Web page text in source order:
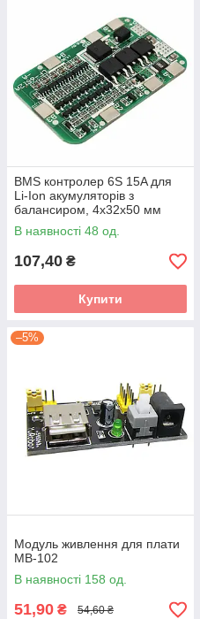
BMS контролер 6S 15A для
Li-Ion акумуляторів з
балансиром, 4х32х50 мм
В наявності 48 од.
107,40 ₴
Купити
–5%
Модуль живлення для плати
MB-102
В наявності 158 од.
51,90 ₴ 54,60 ₴